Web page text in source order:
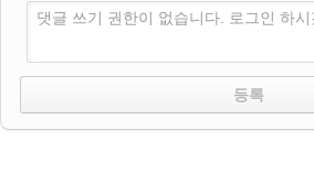
댓글 쓰기 권한이 없습니다. 로그인 하